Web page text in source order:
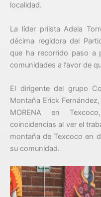
localidad.
La líder priista Adela
décima regidora del
que ha recorrido paso a
comunidades a favor de
El dirigente del grupo
Montaña Erick
MORENA en
coincidencias al ver el
montaña de Texcoco en
su comunidad.